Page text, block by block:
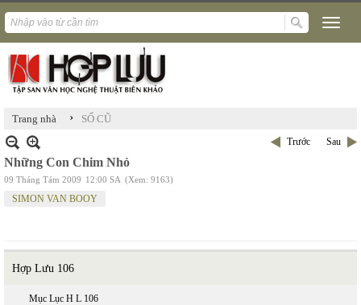
Trang nhà › SỐ CŨ
Trước Sau
Những Con Chim Nhỏ
09 Tháng Tám 2009 12:00 SA (Xem: 9163)
SIMON VAN BOOY
Hợp Lưu 106
Mục Lục H L 106